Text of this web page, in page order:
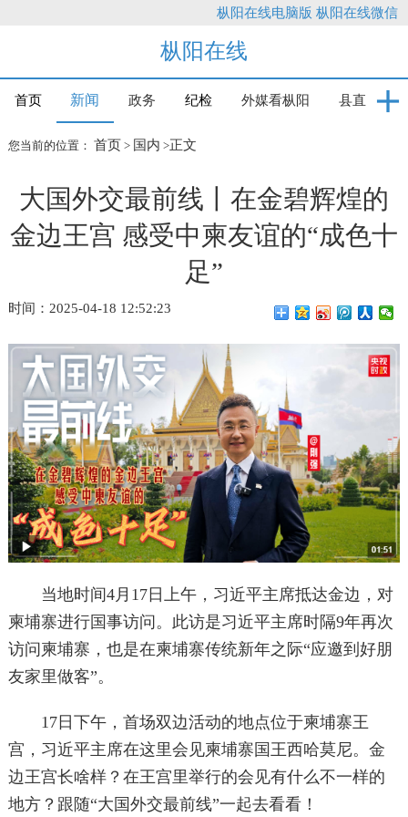
枞阳在线电脑版 枞阳在线微信
枞阳在线
首页 新闻 政务 纪检 外媒看枞阳 县直
您当前的位置： 首页 > 国内 >正文
大国外交最前线丨在金碧辉煌的
金边王宫 感受中柬友谊的“成色十
足”
时间：2025-04-18 12:52:23
当地时间4月17日上午，习近平主席抵达金边，对
柬埔寨进行国事访问。此访是习近平主席时隔9年再次
访问柬埔寨，也是在柬埔寨传统新年之际“应邀到好朋
友家里做客”。
17日下午，首场双边活动的地点位于柬埔寨王
宫，习近平主席在这里会见柬埔寨国王西哈莫尼。金
边王宫长啥样？在王宫里举行的会见有什么不一样的
地方？跟随“大国外交最前线”一起去看看！